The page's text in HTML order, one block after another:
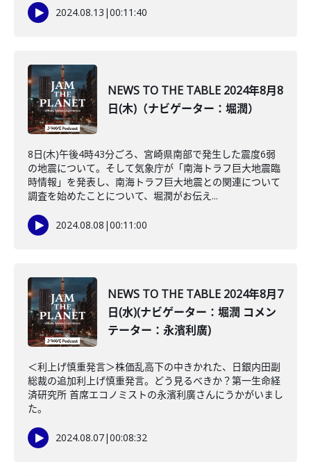
2024.08.13 |00:11:40
NEWS TO THE TABLE 2024年8月8
日(木)（ナビゲーター：堀潤）
8日(木)午後4時43分ごろ、宮崎県南部で発生した震度6弱
の地震について。そして気象庁が「南海トラフ巨大地震臨
時情報」を発表し、南海トラフ巨大地震との関連について
調査を始めたことについて、堀潤がお伝え...
2024.08.08 |00:11:00
NEWS TO THE TABLE 2024年8月7
日(水)(ナビゲーター：堀潤 コメン
テーター：永濱利廣)
＜利上げ慎重発言＞株価乱高下の中きかれた、日銀内田副
総裁の追加利上げ慎重発言。どう見るべきか？第一生命経
済研究所 首席エコノミストの永濱利廣さんにうかがいまし
た。
2024.08.07|00:08:32